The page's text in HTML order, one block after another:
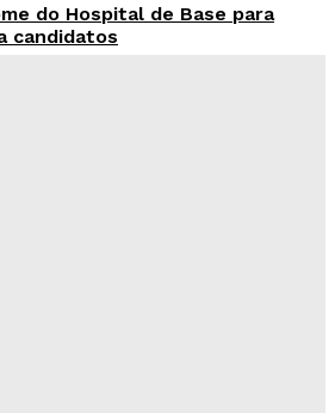
do Hospital de Base para
candidatos